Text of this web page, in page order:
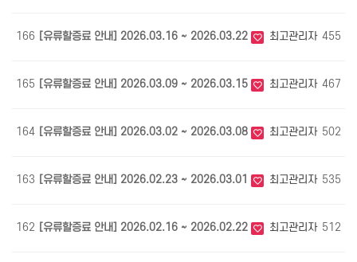
166 [유류할증료 안내] 2026.03.16 ~ 2026.03.22 최고관리자 455
165 [유류할증료 안내] 2026.03.09 ~ 2026.03.15 최고관리자 467
164 [유류할증료 안내] 2026.03.02 ~ 2026.03.08 최고관리자 502
163 [유류할증료 안내] 2026.02.23 ~ 2026.03.01 최고관리자 535
162 [유류할증료 안내] 2026.02.16 ~ 2026.02.22 최고관리자 512